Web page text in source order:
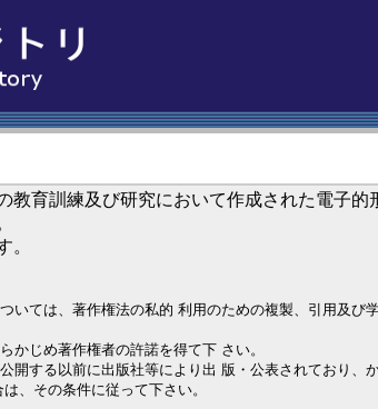
育訓練及び研究において作成された電子的
。
いては、著作権法の私的 利用のための複製、引用及び
かじめ著作権者の許諾を得て下 さい。
開する以前に出版社等により出 版・公表されており、
、その条件に従って下さい。